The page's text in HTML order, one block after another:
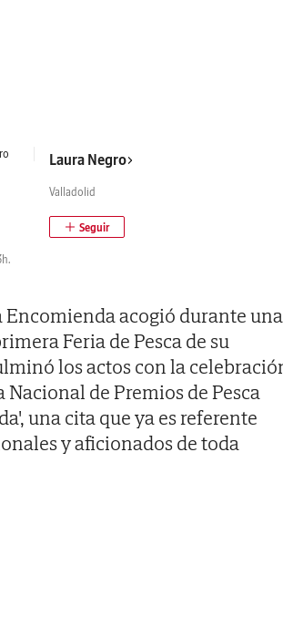
Laura Negro
Valladolid
Encomienda acogió durante una
Feria de Pesca de su
los actos con la
Nacional de Premios de Pesca
una cita que ya es referente
y aficionados de toda